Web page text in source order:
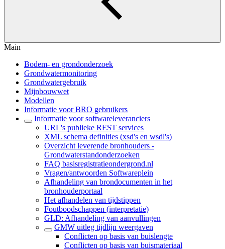
Main
Bodem- en grondonderzoek
Grondwatermonitoring
Grondwatergebruik
Mijnbouwwet
Modellen
Informatie voor BRO gebruikers
Informatie voor softwareleveranciers
URL's publieke REST services
XML schema definities (xsd's en wsdl's)
Overzicht leverende bronhouders -
Grondwaterstandonderzoeken
FAQ basisregistratieondergrond.nl
Vragen/antwoorden Softwareplein
Afhandeling van brondocumenten in het
bronhouderportaal
Het afhandelen van tijdstippen
Foutboodschappen (interpretatie)
GLD: Afhandeling van aanvullingen
GMW uitleg tijdlijn weergaven
Conflicten op basis van buislengte
Conflicten op basis van buismateriaal